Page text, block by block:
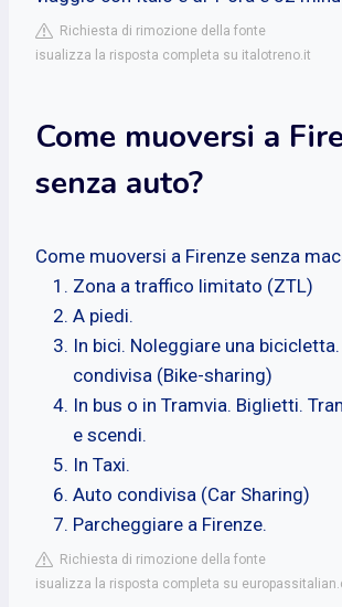
Richiesta di rimozione della fonte
isualizza la risposta completa su italotreno.it
Come muoversi a
senza auto?
Come muoversi a Firenze senza
Zona a traffico limitato (ZTL)
A piedi.
In bici. Noleggiare una
condivisa (Bike-sharing)
In bus o in Tramvia. Biglietti.
e scendi.
In Taxi.
Auto condivisa (Car Sharing)
Parcheggiare a Firenze.
Richiesta di rimozione della fonte
isualizza la risposta completa su